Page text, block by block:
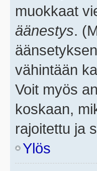
muokkaat
äänestys.
vähintään
Voit myös
koskaan,
rajoitettu ja
Ylös